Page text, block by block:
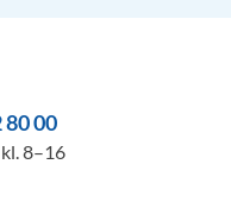
80 00
8–16